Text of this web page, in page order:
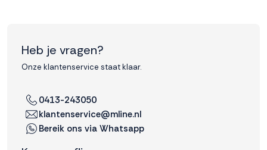
Heb je vragen?
Onze klantenservice staat klaar.
0413-243050
klantenservice@mline.nl
Bereik ons via Whatsapp